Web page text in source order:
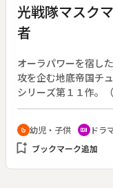
光戦隊マスク
者
オーラパワーを宿し
攻を企む地底帝国チ
シリーズ第１１作。
２０日放送、全５１
への侵攻を開始した
姿長官は地底帝国チ
たタケル（海津亮介
crib 幼児・子供 recent_actors ドラ
bookmark_add ブックマーク追加